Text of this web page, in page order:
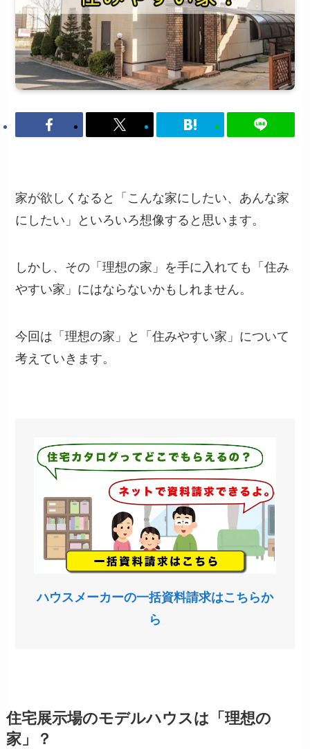
家が欲しくなると「こんな家にしたい、あんな家
にしたい」といろいろ想像すると思います。
しかし、その「理想の家」を手に入れても「住み
やすい家」にはならないかもしれません。
今回は「理想の家」と「住みやすい家」について
考えていきます。
ハウスメーカーの一括資料請求はこちらか
ら
住宅展示場のモデルハウスは「理想の
家」？